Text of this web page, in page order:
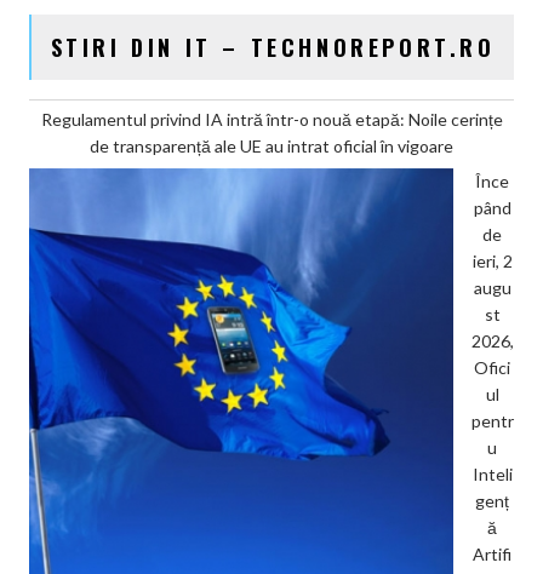
STIRI DIN IT – TECHNOREPORT.RO
Regulamentul privind IA intră într-o nouă etapă: Noile cerințe
de transparență ale UE au intrat oficial în vigoare
Înce
pând
de
ieri, 2
augu
st
2026,
Ofici
ul
pentr
u
Inteli
genț
ă
Artifi